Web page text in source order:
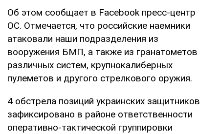
Об этом сообщает в Facebook пресс-центр
ОС. Отмечается, что российские наемники
атаковали наши подразделения из
вооружения БМП, а также из гранатометов
различных систем, крупнокалиберных
пулеметов и другого стрелкового оружия.
4 обстрела позиций украинских защитников
зафиксировано в районе ответственности
оперативно-тактической группировки